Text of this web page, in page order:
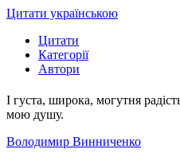
Цитати українською
Цитати
Категорії
Автори
І густа, широка, могутня
мою душу.
Володимир Винниченко